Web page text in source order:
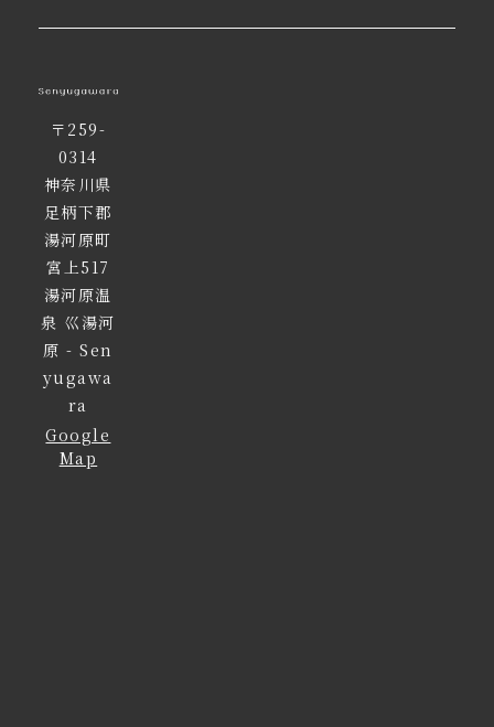
〒259-
0314
神奈川県
足柄下郡
湯河原町
宮上517
湯河原温
泉 巛湯河
原 - Sen
yugawa
ra
Google
Map